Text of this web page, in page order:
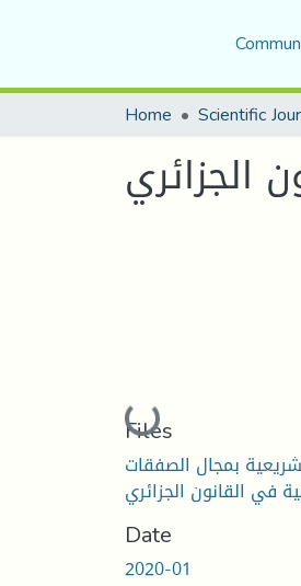
Home
الجزائري
Loading...
Files
بمجال الصفقات
Date
2020-01